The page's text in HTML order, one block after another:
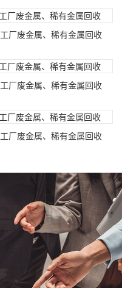
工厂废金属、稀有金属回收
工厂废金属、稀有金属回收
工厂废金属、稀有金属回收